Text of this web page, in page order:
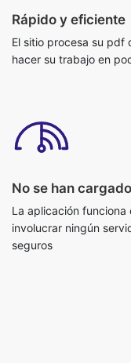
El sitio procesa su
hacer su trabajo en
La aplicación
involucrar ningún
seguros